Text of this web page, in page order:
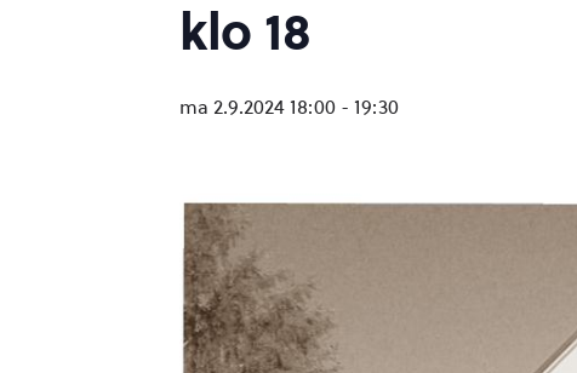
klo 18
ma 2.9.2024 18:00 - 19:30